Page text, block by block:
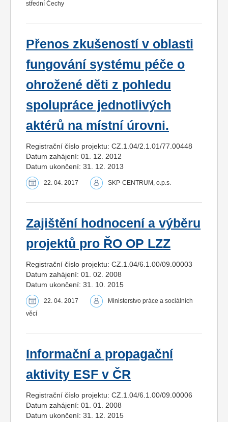
střední Čechy
Přenos zkušeností v oblasti
fungování systému péče o
ohrožené děti z pohledu
spolupráce jednotlivých
aktérů na místní úrovni.
Registrační číslo projektu: CZ.1.04/2.1.01/77.00448
Datum zahájení: 01. 12. 2012
Datum ukončení: 31. 12. 2013
22. 04. 2017 SKP-CENTRUM, o.p.s.
Zajištění hodnocení a výběru
projektů pro ŘO OP LZZ
Registrační číslo projektu: CZ.1.04/6.1.00/09.00003
Datum zahájení: 01. 02. 2008
Datum ukončení: 31. 10. 2015
22. 04. 2017
Ministerstvo práce a sociálních
věcí
Informační a propagační
aktivity ESF v ČR
Registrační číslo projektu: CZ.1.04/6.1.00/09.00006
Datum zahájení: 01. 01. 2008
Datum ukončení: 31. 12. 2015